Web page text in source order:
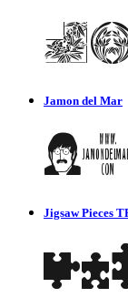
Jamon del Mar
Jigsaw Pieces